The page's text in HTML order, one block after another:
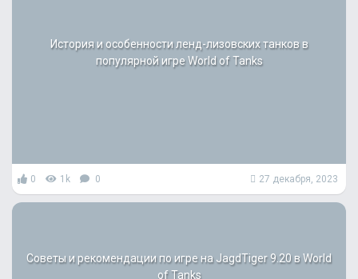
История и особенности ленд-лизовских танков в
популярной игре World of Tanks
0 1k 0 27 декабря, 2023
Советы и рекомендации по игре на JagdTiger 9.20 в World
of Tanks